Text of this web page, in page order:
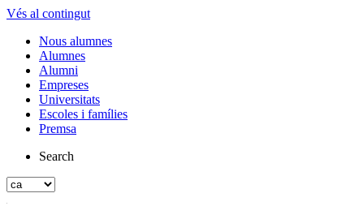
Vés al contingut
Nous alumnes
Alumnes
Alumni
Empreses
Universitats
Escoles i famílies
Premsa
Search